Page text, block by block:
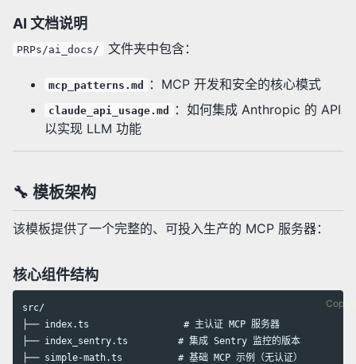
AI 文档说明
PRPs/ai_docs/ 文件夹中包含：
mcp_patterns.md ：MCP 开发和安全的核心模式
claude_api_usage.md
：如何集成 Anthropic 的 API
以实现 LLM 功能
🔧 模板架构
该模板提供了一个完整的、可投入生产的 MCP 服务器：
核心组件结构
Copy
src/
├── index.ts                 # 主认证 MCP 服务器
├── index_sentry.ts         # 集成 Sentry 监控的版本
├── simple-math.ts          # 基础 MCP 示例（无认证）